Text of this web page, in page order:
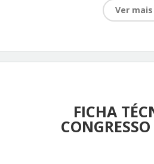
Moura •
Ver mais
FICHA